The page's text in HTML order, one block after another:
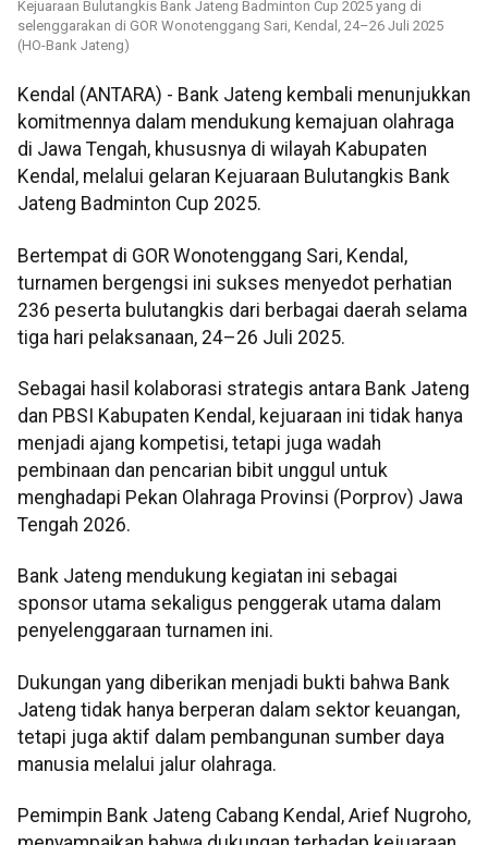
Kejuaraan Bulutangkis Bank Jateng Badminton Cup 2025 yang di
selenggarakan di GOR Wonotenggang Sari, Kendal, 24–26 Juli 2025
(HO-Bank Jateng)
Kendal (ANTARA) - Bank Jateng kembali menunjukkan
komitmennya dalam mendukung kemajuan olahraga
di Jawa Tengah, khususnya di wilayah Kabupaten
Kendal, melalui gelaran Kejuaraan Bulutangkis Bank
Jateng Badminton Cup 2025.
Bertempat di GOR Wonotenggang Sari, Kendal,
turnamen bergengsi ini sukses menyedot perhatian
236 peserta bulutangkis dari berbagai daerah selama
tiga hari pelaksanaan, 24–26 Juli 2025.
Sebagai hasil kolaborasi strategis antara Bank Jateng
dan PBSI Kabupaten Kendal, kejuaraan ini tidak hanya
menjadi ajang kompetisi, tetapi juga wadah
pembinaan dan pencarian bibit unggul untuk
menghadapi Pekan Olahraga Provinsi (Porprov) Jawa
Tengah 2026.
Bank Jateng mendukung kegiatan ini sebagai
sponsor utama sekaligus penggerak utama dalam
penyelenggaraan turnamen ini.
Dukungan yang diberikan menjadi bukti bahwa Bank
Jateng tidak hanya berperan dalam sektor keuangan,
tetapi juga aktif dalam pembangunan sumber daya
manusia melalui jalur olahraga.
Pemimpin Bank Jateng Cabang Kendal, Arief Nugroho,